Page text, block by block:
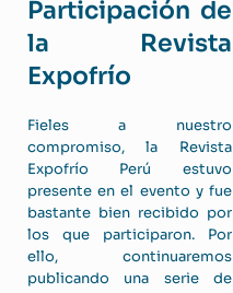
Participación de
la Revista
Expofrío
Fieles a nuestro
compromiso, la Revista
Expofrío Perú estuvo
presente en el evento y fue
bastante bien recibido por
los que participaron. Por
ello, continuaremos
publicando una serie de